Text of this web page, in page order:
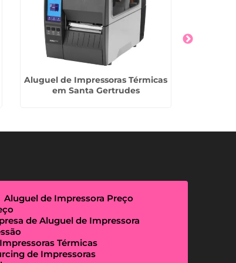
Aluguel de Impressoras Térmicas
em Santa Gertrudes
Aluguel de Impressora Preço
de Aluguel de Impressora
Térmicas
de Impressoras